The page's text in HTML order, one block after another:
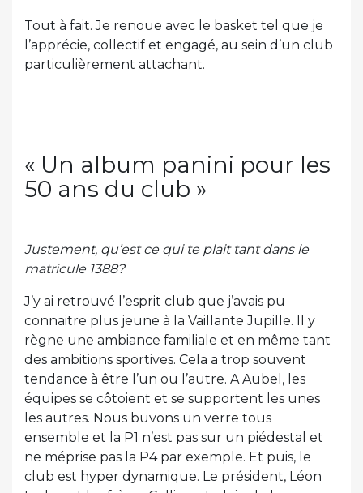
Tout à fait. Je renoue avec le basket tel que je
l’apprécie, collectif et engagé, au sein d’un club
particulièrement attachant.
« Un album panini pour les
50 ans du club »
Justement, qu’est ce qui te plait tant dans le
matricule 1388?
J’y ai retrouvé l’esprit club que j’avais pu
connaitre plus jeune à la Vaillante Jupille. Il y
règne une ambiance familiale et en même tant
des ambitions sportives. Cela a trop souvent
tendance à être l’un ou l’autre. A Aubel, les
équipes se côtoient et se supportent les unes
les autres. Nous buvons un verre tous
ensemble et la P1 n’est pas sur un piédestal et
ne méprise pas la P4 par exemple. Et puis, le
club est hyper dynamique. Le président, Léon